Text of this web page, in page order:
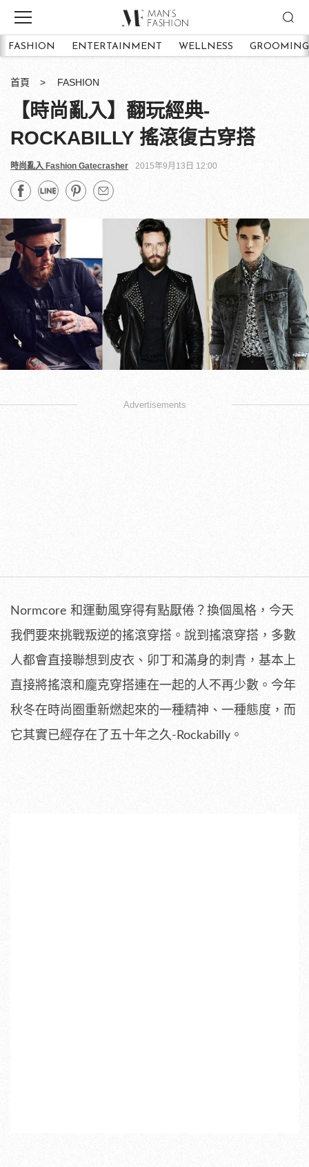
FASHION ENTERTAINMENT WELLNESS GROOMING
首頁 FASHION
【時尚亂入】翻玩經典-
ROCKABILLY 搖滾復古穿搭
時尚亂入 Fashion Gatecrasher 2015年9月13日 12:00
Advertisements
Normcore 和運動風穿得有點厭倦？換個風格，今天
我們要來挑戰叛逆的搖滾穿搭。說到搖滾穿搭，多數
人都會直接聯想到皮衣、卯丁和滿身的刺青，基本上
直接將搖滾和龐克穿搭連在一起的人不再少數。今年
秋冬在時尚圈重新燃起來的一種精神、一種態度，而
它其實已經存在了五十年之久-Rockabilly。